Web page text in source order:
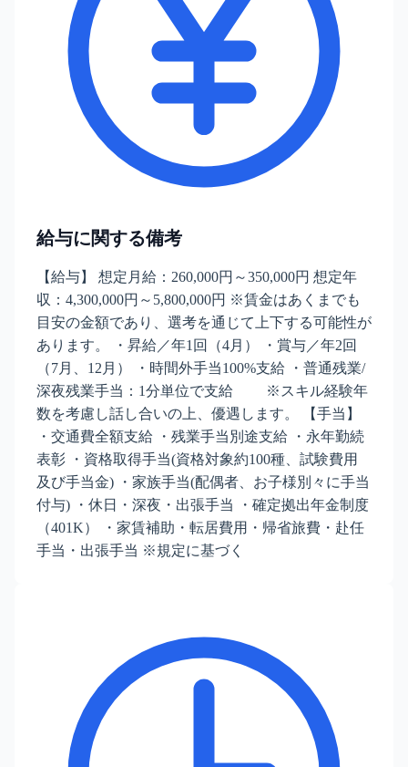
給与に関する備考
【給与】 想定月給：260,000円～350,000円 想定年
収：4,300,000円～5,800,000円 ※賃金はあくまでも
目安の金額であり、選考を通じて上下する可能性が
あります。 ・昇給／年1回（4月） ・賞与／年2回
（7月、12月） ・時間外手当100%支給 ・普通残業/
深夜残業手当：1分単位で支給 ※スキル経験年
数を考慮し話し合いの上、優遇します。 【手当】
・交通費全額支給 ・残業手当別途支給 ・永年勤続
表彰 ・資格取得手当(資格対象約100種、試験費用
及び手当金) ・家族手当(配偶者、お子様別々に手当
付与) ・休日・深夜・出張手当 ・確定拠出年金制度
（401K） ・家賃補助・転居費用・帰省旅費・赴任
手当・出張手当 ※規定に基づく